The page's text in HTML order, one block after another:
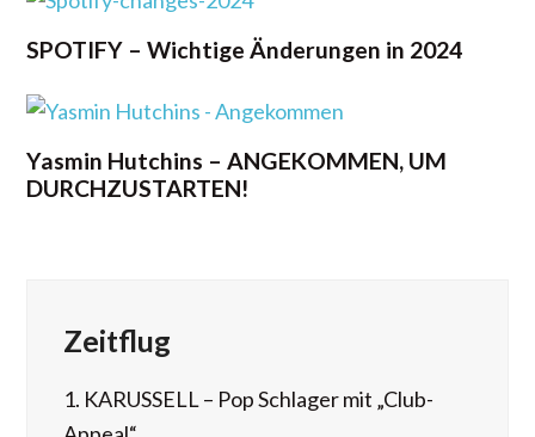
SPOTIFY – Wichtige Änderungen in 2024
Yasmin Hutchins – ANGEKOMMEN, UM
DURCHZUSTARTEN!
Zeitflug
1. KARUSSELL – Pop Schlager mit „Club-